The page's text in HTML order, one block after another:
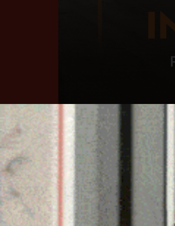
Home Ozieri Territorio
ARCHIVIATO
FESTIVAL